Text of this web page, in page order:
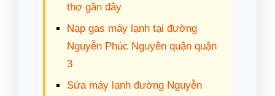
thợ gần đây
Nạp gas máy lạnh tại đường
Nguyễn Phúc Nguyên quận quận
3
Sửa máy lạnh đường Nguyễn